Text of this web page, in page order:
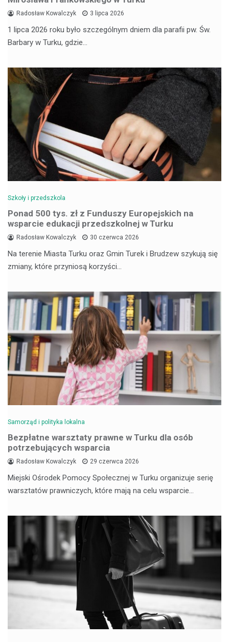
Radosław Kowalczyk 3 lipca 2026
1 lipca 2026 roku było szczególnym dniem dla parafii pw. Św.
Barbary w Turku, gdzie…
Szkoły i przedszkola
Ponad 500 tys. zł z Funduszy Europejskich na
wsparcie edukacji przedszkolnej w Turku
Radosław Kowalczyk 30 czerwca 2026
Na terenie Miasta Turku oraz Gmin Turek i Brudzew szykują się
zmiany, które przyniosą korzyści…
Samorząd i polityka lokalna
Bezpłatne warsztaty prawne w Turku dla osób
potrzebujących wsparcia
Radosław Kowalczyk 29 czerwca 2026
Miejski Ośrodek Pomocy Społecznej w Turku organizuje serię
warsztatów prawniczych, które mają na celu wsparcie…